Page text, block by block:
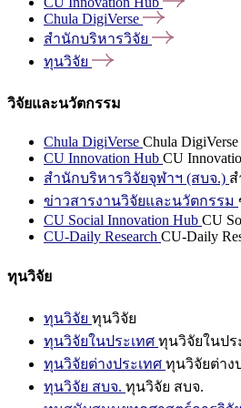
Chula DigiVerse
สำนักบริหารวิจัย
ทุนวิจัย
วิจัยและนวัตกรรม
Chula DigiVerse Chula DigiVerse
CU Innovation Hub CU
สำนักบริหารวิจัยจุฬาฯ (สบจ.)
ข่าวสารงานวิจัยและนวัตกรรม
CU Social Innovation Hub CU
CU-Daily Research CU-Daily
ทุนวิจัย
ทุนวิจัย ทุนวิจัย
ทุนวิจัยในประเทศ ทุนวิจัยในปร
ทุนวิจัยต่างประเทศ ทุนวิจัยต่าง
ทุนวิจัย สบจ. ทุนวิจัย สบจ.